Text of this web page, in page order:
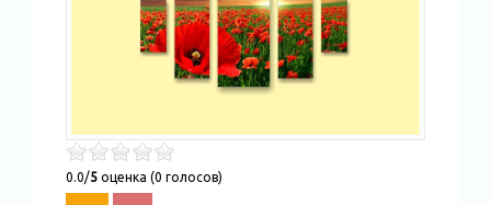
0.0/5 оценка (0 голосов)